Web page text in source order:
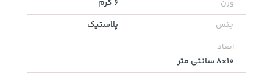
238,000 تومان
289,900
وزن 6 گرم
جنس پلاستیک
ابعاد
10×8 سانتی متر